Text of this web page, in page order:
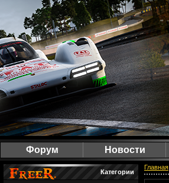
Форум Новости
Категории
Главная